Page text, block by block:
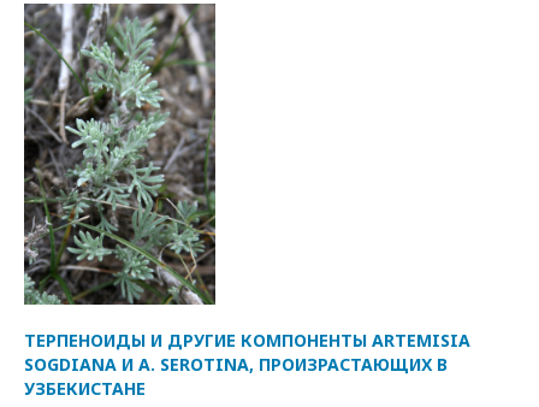
ТЕРПЕНОИДЫ И ДРУГИЕ КОМПОНЕНТЫ ARTEMISIA
SOGDIANA И A. SEROTINA, ПРОИЗРАСТАЮЩИХ В
УЗБЕКИСТАНЕ